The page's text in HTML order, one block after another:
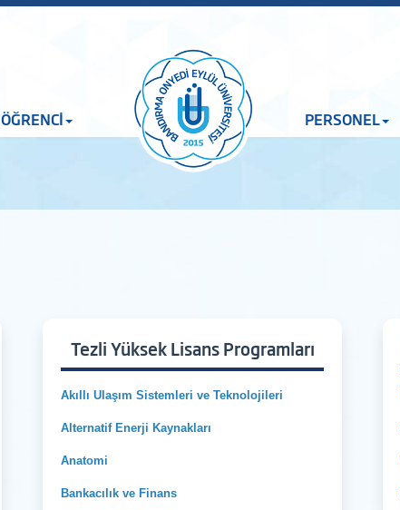
ÖĞRENCİ PERSONEL
Tezli Yüksek Lisans Programları
Akıllı Ulaşım Sistemleri ve Teknolojileri
Alternatif Enerji Kaynakları
Anatomi
Bankacılık ve Finans